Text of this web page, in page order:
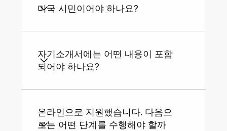
미국 시민이어야 하나요?
자기소개서에는 어떤 내용이 포함
되어야 하나요?
온라인으로 지원했습니다. 다음으
로는 어떤 단계를 수행해야 할까